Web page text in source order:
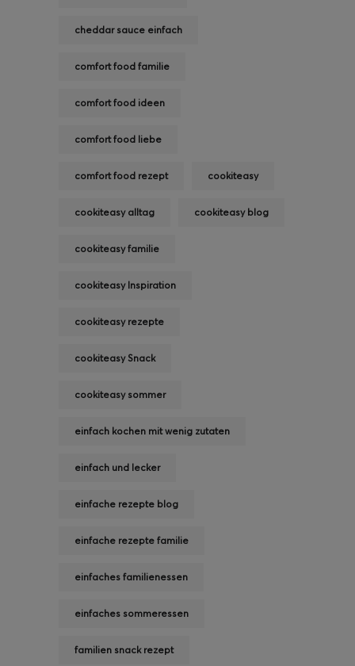
cheddar sauce einfach
comfort food familie
comfort food ideen
comfort food liebe
comfort food rezept cookiteasy
cookiteasy alltag cookiteasy blog
cookiteasy familie
cookiteasy Inspiration
cookiteasy rezepte
cookiteasy Snack
cookiteasy sommer
einfach kochen mit wenig zutaten
einfach und lecker
einfache rezepte blog
einfache rezepte familie
einfaches familienessen
einfaches sommeressen
familien snack rezept